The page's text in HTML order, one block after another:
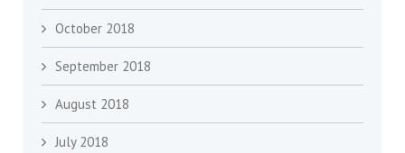
October 2018
September 2018
August 2018
July 2018